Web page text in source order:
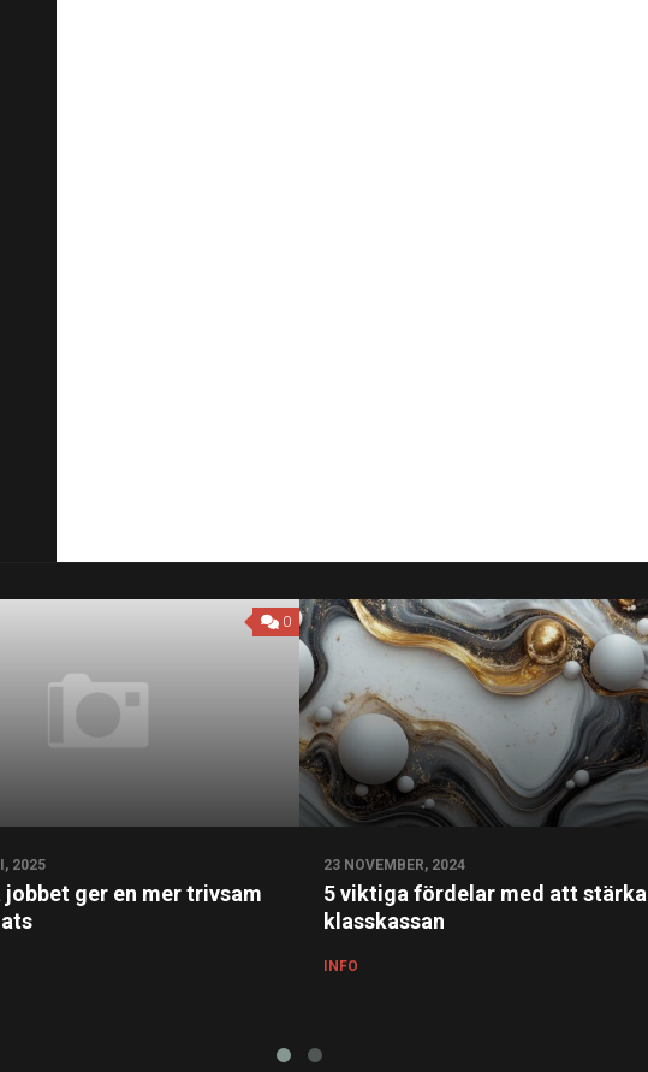
0
2025
jobbet ger en mer trivsam
23 NOVEMBER, 2024
5 viktiga fördelar med att stärka
klasskassan
INFO